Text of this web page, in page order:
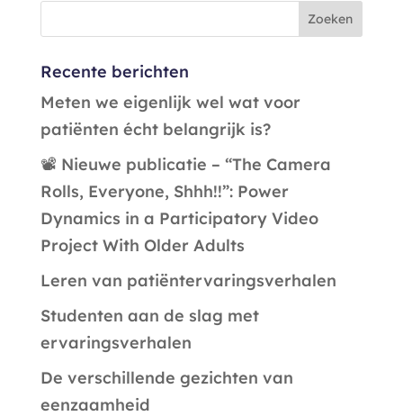
Recente berichten
Meten we eigenlijk wel wat voor
patiënten écht belangrijk is?
📽️ Nieuwe publicatie – “The Camera
Rolls, Everyone, Shhh!!”: Power
Dynamics in a Participatory Video
Project With Older Adults
Leren van patiëntervaringsverhalen
Studenten aan de slag met
ervaringsverhalen
De verschillende gezichten van
eenzaamheid